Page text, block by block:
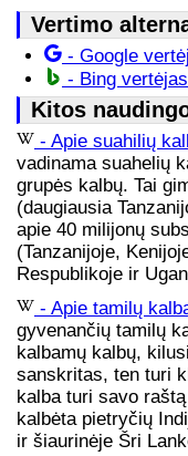
Vertimo
- Google
- Bing
Kitos
- Apie suahilių
vadinama suahelių
grupės kalbų. Tai
(daugiausia
apie 40 milijonų
(Tanzanijoje,
Respublikoje ir
- Apie tamilų
gyvenančių tamilų
kalbamų kalbų,
sanskritas, ten turi
kalba turi savo
kalbėta pietryčių
ir šiaurinėje Šri